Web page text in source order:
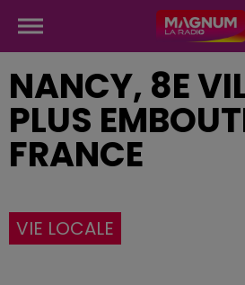
NANCY, 8E
PLUS
FRANCE
VIE LOCALE